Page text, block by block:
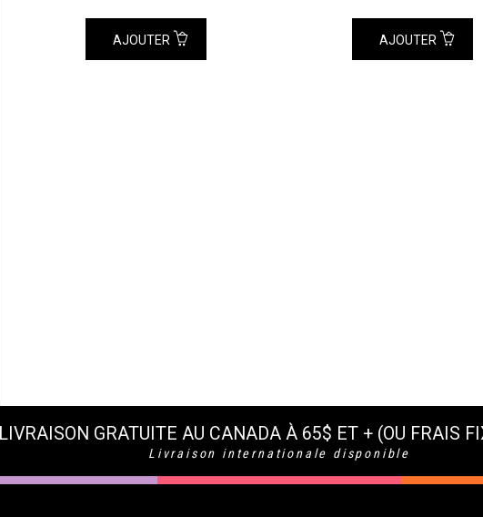
AJOUTER AJOUTER
LIVRAISON GRATUITE AU CANADA À 65$ ET + (OU FRAIS
Livraison internationale disponible